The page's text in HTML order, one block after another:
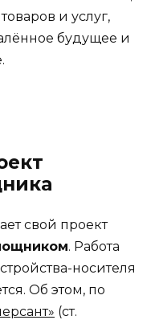
и услуг,
будущее и
свой проект
. Работа
носителя
Об этом, по
(ст.